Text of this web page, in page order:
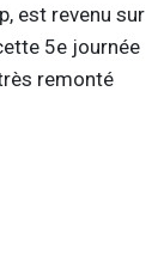
est revenu sur
5e journée
remonté